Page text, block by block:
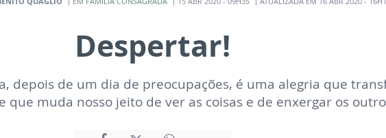
Despertar!
depois de um dia de preocupações, é uma alegria que
que muda nosso jeito de ver as coisas e de enxergar os